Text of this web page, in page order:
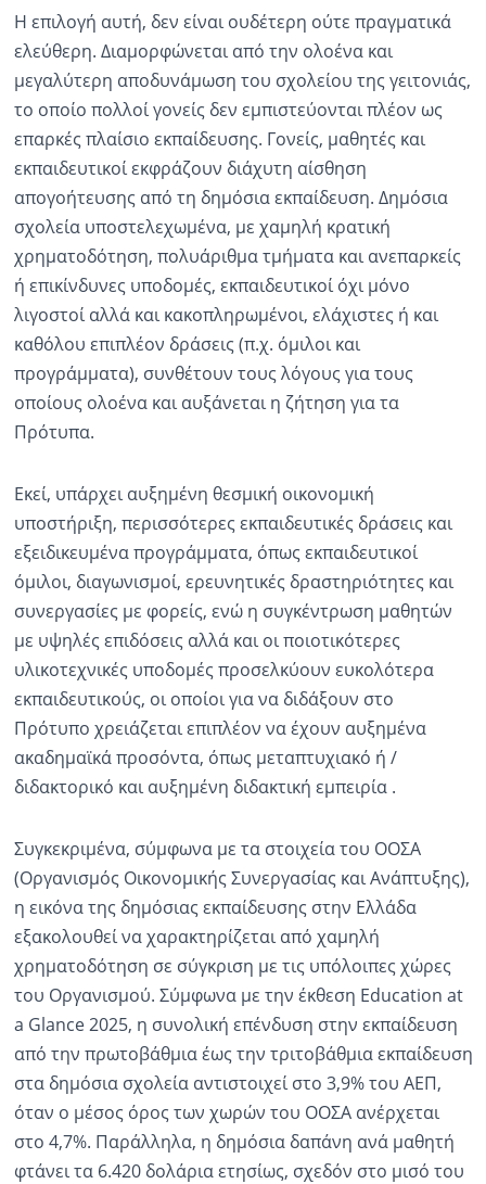
Η επιλογή αυτή, δεν είναι ουδέτερη ούτε πραγματικά
ελεύθερη. Διαμορφώνεται από την ολοένα και
μεγαλύτερη αποδυνάμωση του σχολείου της γειτονιάς,
το οποίο πολλοί γονείς δεν εμπιστεύονται πλέον ως
επαρκές πλαίσιο εκπαίδευσης. Γονείς, μαθητές και
εκπαιδευτικοί εκφράζουν διάχυτη αίσθηση
απογοήτευσης από τη δημόσια εκπαίδευση. Δημόσια
σχολεία υποστελεχωμένα, με χαμηλή κρατική
χρηματοδότηση, πολυάριθμα τμήματα και ανεπαρκείς
ή επικίνδυνες υποδομές, εκπαιδευτικοί όχι μόνο
λιγοστοί αλλά και κακοπληρωμένοι, ελάχιστες ή και
καθόλου επιπλέον δράσεις (π.χ. όμιλοι και
προγράμματα), συνθέτουν τους λόγους για τους
οποίους ολοένα και αυξάνεται η ζήτηση για τα
Πρότυπα.
Εκεί, υπάρχει αυξημένη θεσμική οικονομική
υποστήριξη, περισσότερες εκπαιδευτικές δράσεις και
εξειδικευμένα προγράμματα, όπως εκπαιδευτικοί
όμιλοι, διαγωνισμοί, ερευνητικές δραστηριότητες και
συνεργασίες με φορείς, ενώ η συγκέντρωση μαθητών
με υψηλές επιδόσεις αλλά και οι ποιοτικότερες
υλικοτεχνικές υποδομές προσελκύουν ευκολότερα
εκπαιδευτικούς, οι οποίοι για να διδάξουν στο
Πρότυπο χρειάζεται επιπλέον να έχουν αυξημένα
ακαδημαϊκά προσόντα, όπως μεταπτυχιακό ή /
διδακτορικό και αυξημένη διδακτική εμπειρία .
Συγκεκριμένα, σύμφωνα με τα στοιχεία του ΟΟΣΑ
(Οργανισμός Οικονομικής Συνεργασίας και Ανάπτυξης),
η εικόνα της δημόσιας εκπαίδευσης στην Ελλάδα
εξακολουθεί να χαρακτηρίζεται από χαμηλή
χρηματοδότηση σε σύγκριση με τις υπόλοιπες χώρες
του Οργανισμού. Σύμφωνα με την έκθεση Education at
a Glance 2025, η συνολική επένδυση στην εκπαίδευση
από την πρωτοβάθμια έως την τριτοβάθμια εκπαίδευση
στα δημόσια σχολεία αντιστοιχεί στο 3,9% του ΑΕΠ,
όταν ο μέσος όρος των χωρών του ΟΟΣΑ ανέρχεται
στο 4,7%. Παράλληλα, η δημόσια δαπάνη ανά μαθητή
φτάνει τα 6.420 δολάρια ετησίως, σχεδόν στο μισό του